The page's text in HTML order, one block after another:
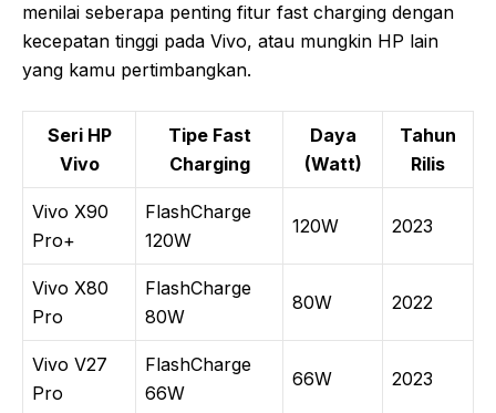
menilai seberapa penting fitur fast charging dengan
kecepatan tinggi pada Vivo, atau mungkin HP lain
yang kamu pertimbangkan.
Seri HP
Vivo
Tipe Fast
Charging
Daya
(Watt)
Tahun
Rilis
Vivo X90
Pro+
FlashCharge
120W
120W 2023
Vivo X80
Pro
FlashCharge
80W
80W 2022
Vivo V27
Pro
FlashCharge
66W
66W 2023